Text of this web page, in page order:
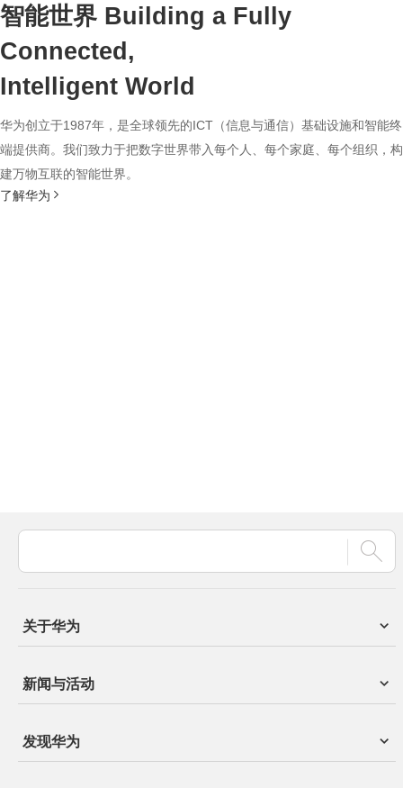
智能世界 Building a Fully
Connected,
Intelligent World
华为创立于1987年，是全球领先的ICT（信息与通信）基础设施和智能终
端提供商。我们致力于把数字世界带入每个人、每个家庭、每个组织，构
建万物互联的智能世界。
了解华为
关于华为
新闻与活动
发现华为